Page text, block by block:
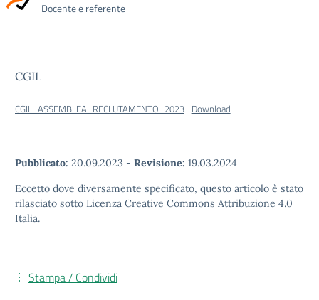
Docente e referente
CGIL
CGIL_ASSEMBLEA_RECLUTAMENTO_2023 Download
Pubblicato: 20.09.2023 - Revisione: 19.03.2024
Eccetto dove diversamente specificato, questo articolo è stato
rilasciato sotto Licenza Creative Commons Attribuzione 4.0
Italia.
Stampa / Condividi